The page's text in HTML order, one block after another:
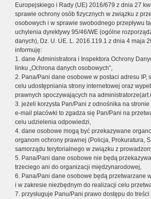
Europejskiego i Rady (UE) 2016/679 z dnia 27
sprawie ochrony osób fizycznych w związku z
osobowych i w sprawie swobodnego przepływu
uchylenia dyrektywy 95/46/WE (ogólne
danych), Dz. U. UE. L. 2016.119.1 z dnia 4 maja
informuję:
1. dane Administratora i Inspektora Ochrony
linku „Ochrona danych osobowych”,
2. Pana/Pani dane osobowe w postaci adresu IP,
celu udostępniania strony internetowej oraz
prawnych spoczywających na
3. jeżeli korzysta Pan/Pani z odnośnika na
e-mail placówki to zgadza się Pan/Pani na
celu udzielenia odpowiedzi,
4. dane osobowe mogą być przekazywane
organom ochrony prawnej (Policja, Prokuratura,
samorządu terytorialnego w związku z
5. Pana/Pani dane osobowe nie będą
trzeciego ani do organizacji międzynarodowej,
6. Pana/Pani dane osobowe będą przetwarzane
i w zakresie niezbędnym do realizacji celu
7. przysługuje Panu/Pani prawo dostępu do